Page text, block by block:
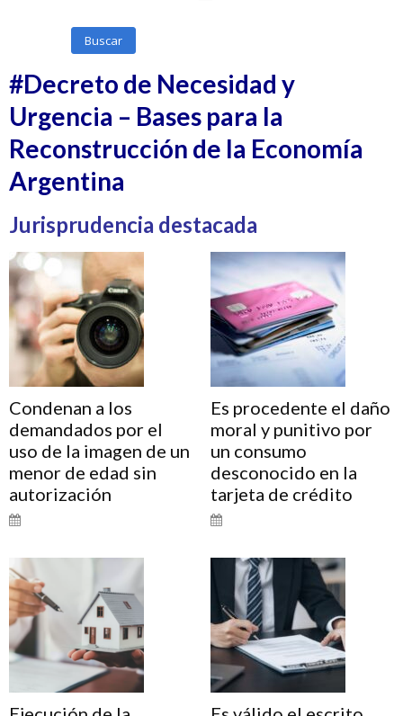
Buscar
#Decreto de Necesidad y
Urgencia – Bases para la
Reconstrucción de la Economía
Argentina
Jurisprudencia destacada
Condenan a los
demandados por el
uso de la imagen de un
menor de edad sin
autorización
Es procedente el daño
moral y punitivo por
un consumo
desconocido en la
tarjeta de crédito